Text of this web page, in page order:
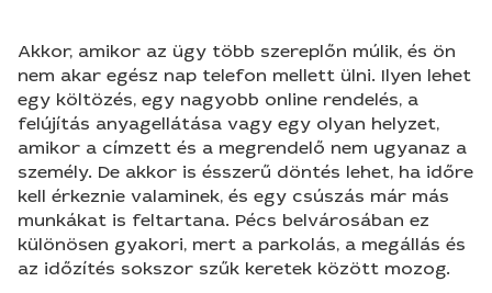
Akkor, amikor az ügy több szereplőn múlik, és ön
nem akar egész nap telefon mellett ülni. Ilyen lehet
egy költözés, egy nagyobb online rendelés, a
felújítás anyagellátása vagy egy olyan helyzet,
amikor a címzett és a megrendelő nem ugyanaz a
személy. De akkor is ésszerű döntés lehet, ha időre
kell érkeznie valaminek, és egy csúszás már más
munkákat is feltartana. Pécs belvárosában ez
különösen gyakori, mert a parkolás, a megállás és
az időzítés sokszor szűk keretek között mozog.